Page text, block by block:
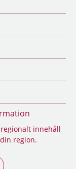
innehåll
region.